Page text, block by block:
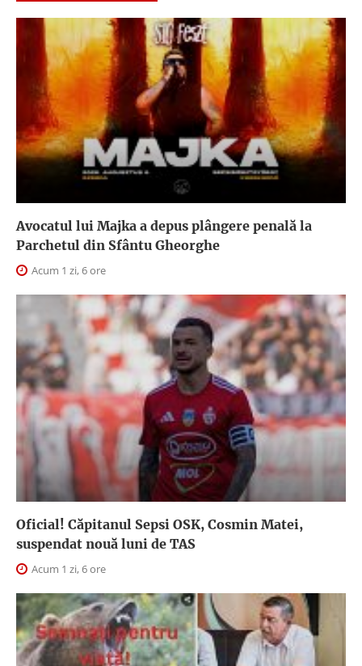
Avocatul lui Majka a depus plângere penală la
Parchetul din Sfântu Gheorghe
Acum 1 zi, 6 ore
Oficial! Căpitanul Sepsi OSK, Cosmin Matei,
suspendat nouă luni de TAS
Acum 1 zi, 6 ore